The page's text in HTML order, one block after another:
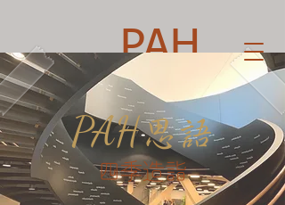
PAH
PAH思語
​四季造詣